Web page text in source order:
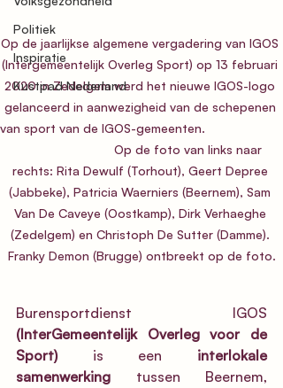
Politiek
Inspiratie
Kustpad Nederland
Op de jaarlijkse algemene vergadering van IGOS
(Intergemeentelijk Overleg Sport) op 13 februari
2020 in Zedelgem werd het nieuwe IGOS-logo
gelanceerd in aanwezigheid van de schepenen
van sport van de IGOS-gemeenten.
                           Op de foto van links naar
rechts: Rita Dewulf (Torhout), Geert Depree
(Jabbeke), Patricia Waerniers (Beernem), Sam
Van De Caveye (Oostkamp), Dirk Verhaeghe
(Zedelgem) en Christoph De Sutter (Damme).
Franky Demon (Brugge) ontbreekt op de foto.
(InterGemeentelijk Overleg voor de
Sport) is een interlokale
samenwerking tussen Beernem,